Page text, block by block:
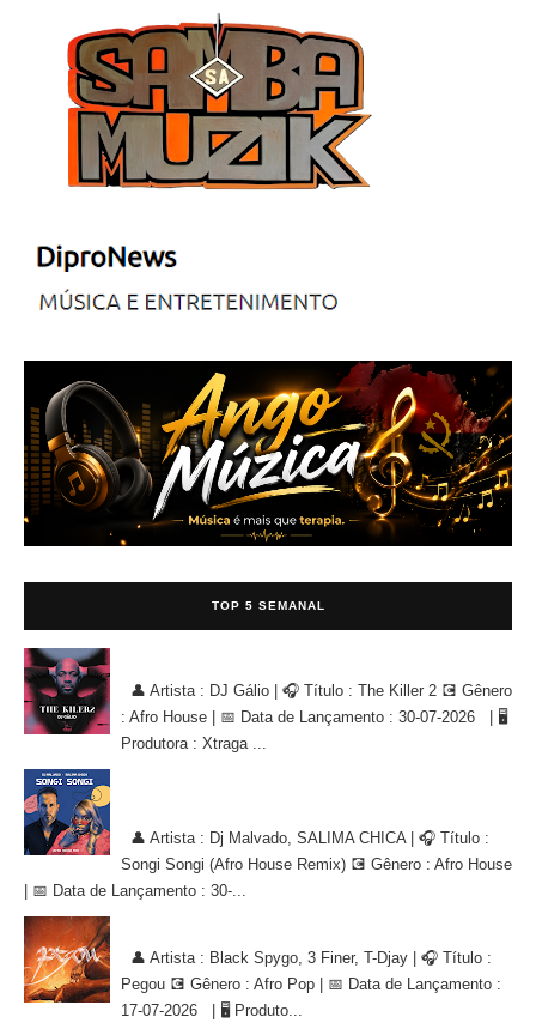
TOP 5 SEMANAL
👤 Artista : DJ Gálio | 🎧 Título : The Killer 2 💽 Gênero
: Afro House | 📅 Data de Lançamento : 30-07-2026 | 🖥
Produtora : Xtraga ...
👤 Artista : Dj Malvado, SALIMA CHICA | 🎧 Título :
Songi Songi (Afro House Remix) 💽 Gênero : Afro House
| 📅 Data de Lançamento : 30-...
👤 Artista : Black Spygo, 3 Finer, T-Djay | 🎧 Título :
Pegou 💽 Gênero : Afro Pop | 📅 Data de Lançamento :
17-07-2026 | 🖥 Produto...